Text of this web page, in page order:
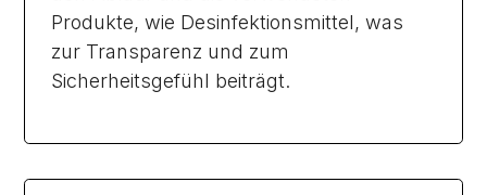
Produkte, wie Desinfektionsmittel, was
zur Transparenz und zum
Sicherheitsgefühl beiträgt.